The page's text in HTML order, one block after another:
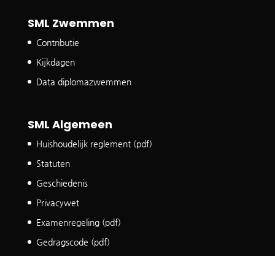
SML Zwemmen
Contributie
Kijkdagen
Data diplomazwemmen
SML Algemeen
Huishoudelijk reglement (pdf)
Statuten
Geschiedenis
Privacywet
Examenregeling (pdf)
Gedragscode (pdf)